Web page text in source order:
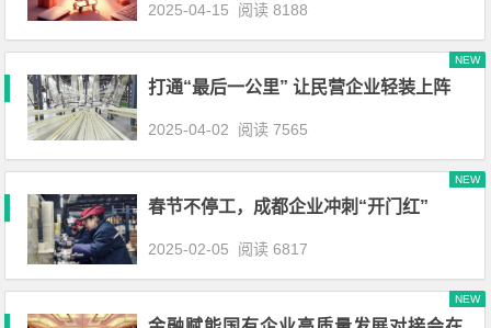
2025-04-15 阅读 8188
打通“最后一公里” 让民营企业轻装上阵
NEW
2025-04-02 阅读 7565
春节不停工，成都企业冲刺“开门红”
NEW
2025-02-05 阅读 6817
NEW